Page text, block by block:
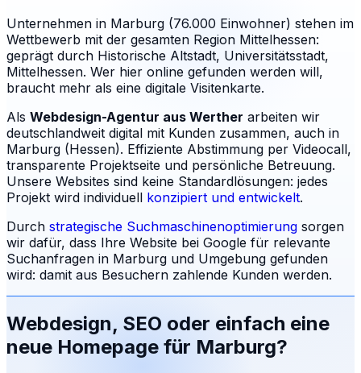
Unternehmen in Marburg (76.000 Einwohner) stehen im
Wettbewerb mit der gesamten Region Mittelhessen:
geprägt durch Historische Altstadt, Universitätsstadt,
Mittelhessen. Wer hier online gefunden werden will,
braucht mehr als eine digitale Visitenkarte.
Als Webdesign-Agentur aus Werther arbeiten wir
deutschlandweit digital mit Kunden zusammen, auch in
Marburg (Hessen). Effiziente Abstimmung per Videocall,
transparente Projektseite und persönliche Betreuung.
Unsere Websites sind keine Standardlösungen: jedes
Projekt wird individuell konzipiert und entwickelt.
Durch strategische Suchmaschinenoptimierung sorgen
wir dafür, dass Ihre Website bei Google für relevante
Suchanfragen in Marburg und Umgebung gefunden
wird: damit aus Besuchern zahlende Kunden werden.
Webdesign, SEO oder einfach eine
neue Homepage für Marburg?